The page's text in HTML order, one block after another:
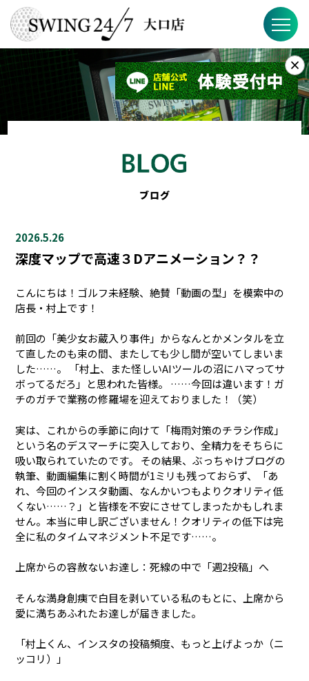
お知らせ
SWING24/7とは？
料金
ブログ
2026.5.26
深度マップで高速３Dアニメーション？？
こんにちは！ゴルフ未経験、絶賛「動画の型」を模索中の
店長・村上です！
前回の「美少女お蔵入り事件」からなんとかメンタルを立
て直したのも束の間、またしても少し間が空いてしまいま
した……。 「村上、また怪しいAIツールの沼にハマってサ
ボってるだろ」と思われた皆様。 ……今回は違います！ガ
チのガチで業務の修羅場を迎えておりました！（笑）
実は、これからの季節に向けて「梅雨対策のチラシ作成」
という名のデスマーチに突入しており、全精力をそちらに
吸い取られていたのです。 その結果、ぶっちゃけブログの
執筆、動画編集に割く時間が1ミリも残っておらず、「あ
れ、今回のインスタ動画、なんかいつもよりクオリティ低
くない……？」と皆様を不安にさせてしまったかもしれま
せん。本当に申し訳ございません！クオリティの低下は完
全に私のタイムマネジメント不足です……。
上席からの容赦ないお達し：死線の中で「週2投稿」へ
そんな満身創痍で白目を剥いている私のもとに、上席から
愛に満ちあふれたお達しが届きました。
「村上くん、インスタの投稿頻度、もっと上げよっか（ニ
ッコリ）」
×